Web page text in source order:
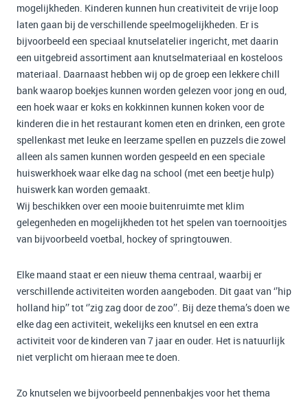
mogelijkheden. Kinderen kunnen hun creativiteit de vrije loop
laten gaan bij de verschillende speelmogelijkheden. Er is
bijvoorbeeld een speciaal knutselatelier ingericht, met daarin
een uitgebreid assortiment aan knutselmateriaal en kosteloos
materiaal. Daarnaast hebben wij op de groep een lekkere chill
bank waarop boekjes kunnen worden gelezen voor jong en oud,
een hoek waar er koks en kokkinnen kunnen koken voor de
kinderen die in het restaurant komen eten en drinken, een grote
spellenkast met leuke en leerzame spellen en puzzels die zowel
alleen als samen kunnen worden gespeeld en een speciale
huiswerkhoek waar elke dag na school (met een beetje hulp)
huiswerk kan worden gemaakt.
Wij beschikken over een mooie buitenruimte met klim
gelegenheden en mogelijkheden tot het spelen van toernooitjes
van bijvoorbeeld voetbal, hockey of springtouwen.
Elke maand staat er een nieuw thema centraal, waarbij er
verschillende activiteiten worden aangeboden. Dit gaat van ‘’hip
holland hip’’ tot ‘’zig zag door de zoo’’. Bij deze thema’s doen we
elke dag een activiteit, wekelijks een knutsel en een extra
activiteit voor de kinderen van 7 jaar en ouder. Het is natuurlijk
niet verplicht om hieraan mee te doen.
Zo knutselen we bijvoorbeeld pennenbakjes voor het thema